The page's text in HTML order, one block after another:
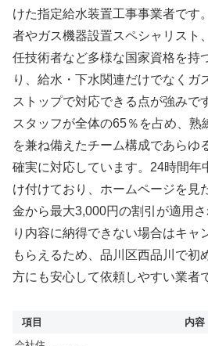
けた指定給水装置工事事業者です
者やガス機器設置スペシャリスト
任技術者など多様な国家資格を持
り、給水・下水関連だけでなくガ
ストップで対応できる点が強みで
スタッフが全体の65％を占め、熟
を兼ね備えたチーム構成であらゆ
確実に対応しています。24時間年
け付けており、ホームページを見
金から最大3,000円の割引が適用
り内容に納得できない場合はキャ
もらえるため、品川区西品川で初
方にも安心して依頼しやすい業者
項目
内容